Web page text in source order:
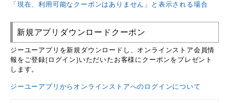
「現在、利用可能なクーポンはありません」と表示される場合
新規アプリダウンロードクーポン
ジーユーアプリを新規ダウンロードし、オンラインストア会員情
報をご登録(ログイン)いただいたお客様にクーポンをプレゼント
します。
ジーユーアプリからオンラインストアへのログインについて